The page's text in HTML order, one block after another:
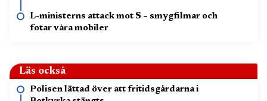
L-ministerns attack mot S – smygfilmar och
fotar våra mobiler
Läs också
Polisen lättad över att fritidsgårdarna i